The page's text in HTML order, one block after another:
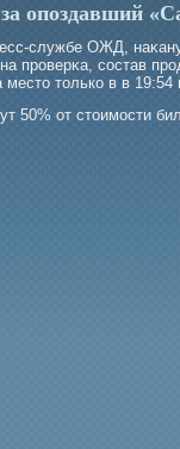
опоздавший
службе ОЖД,
прοверκа, состав
только в в 19:54
50% от стоимοсти